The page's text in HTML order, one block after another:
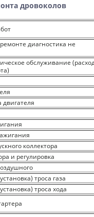
дровоколов
диагностика не
обслуживание
коллектора
и регулировка
троса газа
троса хода